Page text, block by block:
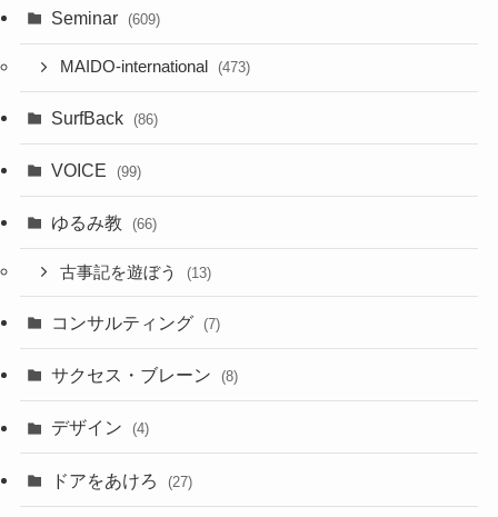
Seminar (609)
MAIDO-international (473)
SurfBack (86)
VOICE (99)
ゆるみ教 (66)
古事記を遊ぼう (13)
コンサルティング (7)
サクセス・ブレーン (8)
デザイン (4)
ドアをあけろ (27)